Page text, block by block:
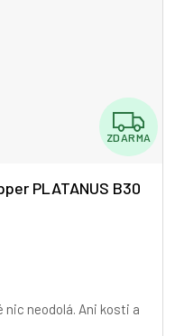
Z
D
ZDARMA
PLATANUS B30
nic neodolá. Ani kosti a